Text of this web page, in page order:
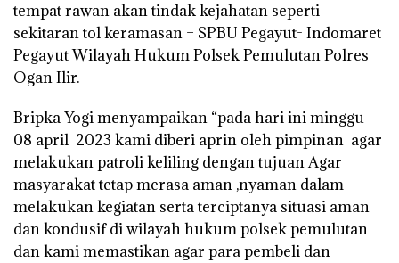
tempat rawan akan tindak kejahatan seperti
sekitaran tol keramasan – SPBU Pegayut- Indomaret
Pegayut Wilayah Hukum Polsek Pemulutan Polres
Ogan Ilir.
Bripka Yogi menyampaikan “pada hari ini minggu
08 april 2023 kami diberi aprin oleh pimpinan agar
melakukan patroli keliling dengan tujuan Agar
masyarakat tetap merasa aman ,nyaman dalam
melakukan kegiatan serta terciptanya situasi aman
dan kondusif di wilayah hukum polsek pemulutan
dan kami memastikan agar para pembeli dan